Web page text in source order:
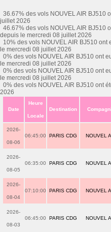
36.67% des vols NOUVEL AIR BJ510
juillet 2026
46.67% des vols NOUVEL AIR BJ510
depuis le mercredi 08 juillet 2026
10% des vols NOUVEL AIR BJ510
le mercredi 08 juillet 2026
0% des vols NOUVEL AIR BJ510 ont
le mercredi 08 juillet 2026
0% des vols NOUVEL AIR BJ510 ont
le mercredi 08 juillet 2026
0% des vols NOUVEL AIR BJ510 ont
2026
Date
Heure
Locale
Destination
2026-
08-06
06:45:00 PARIS CDG NOUVEL
2026-
08-05
06:35:00 PARIS CDG NOUVEL
2026-
08-04
07:10:00 PARIS CDG NOUVEL
2026-
08-03
06:45:00 PARIS CDG NOUVEL